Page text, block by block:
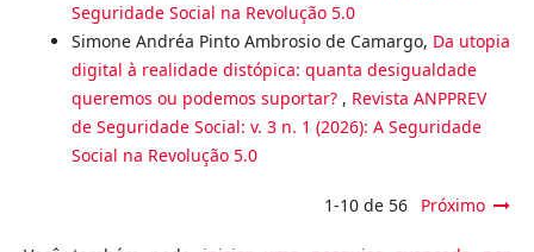
Seguridade Social na Revolução 5.0
Simone Andréa Pinto Ambrosio de Camargo, Da utopia
digital à realidade distópica: quanta desigualdade
queremos ou podemos suportar? , Revista ANPPREV
de Seguridade Social: v. 3 n. 1 (2026): A Seguridade
Social na Revolução 5.0
1-10 de 56 Próximo